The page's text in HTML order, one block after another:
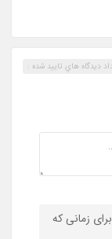
ديدگاه هاي تاييد شده :
زمانی که